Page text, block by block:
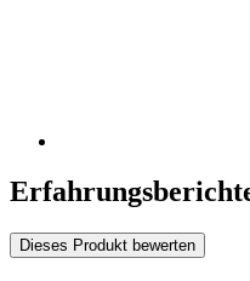
Dieses Produkt bewerten